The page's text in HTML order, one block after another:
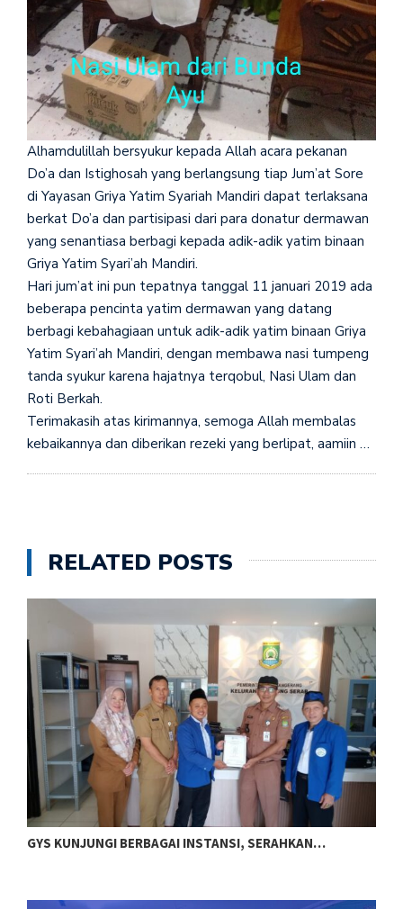
Alhamdulillah bersyukur kepada Allah acara pekanan
Do’a dan Istighosah yang berlangsung tiap Jum’at Sore
di Yayasan Griya Yatim Syariah Mandiri dapat terlaksana
berkat Do’a dan partisipasi dari para donatur dermawan
yang senantiasa berbagi kepada adik-adik yatim binaan
Griya Yatim Syari’ah Mandiri.
Hari jum’at ini pun tepatnya tanggal 11 januari 2019 ada
beberapa pencinta yatim dermawan yang datang
berbagi kebahagiaan untuk adik-adik yatim binaan Griya
Yatim Syari’ah Mandiri, dengan membawa nasi tumpeng
tanda syukur karena hajatnya terqobul, Nasi Ulam dan
Roti Berkah.
Terimakasih atas kirimannya, semoga Allah membalas
kebaikannya dan diberikan rezeki yang berlipat, aamiin …
RELATED POSTS
GYS KUNJUNGI BERBAGAI INSTANSI, SERAHKAN…